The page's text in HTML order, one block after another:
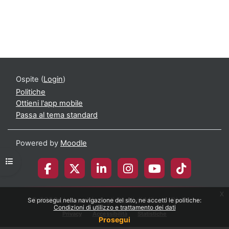
Se prosegui nella navigazione del sito, ne accetti le politiche:
Condizioni di utilizzo e trattamento dei dati
Prosegui
x
Apri indice del corso
Ospite (Login)
Politiche
Ottieni l'app mobile
Passa al tema standard
Powered by Moodle
© 2026 Università degli Studi di Milano-Bicocca